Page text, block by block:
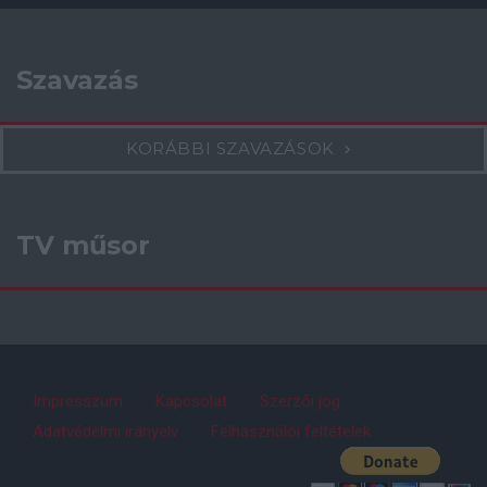
Szavazás
KORÁBBI SZAVAZÁSOK
TV műsor
Impresszum Kapcsolat
Szerzői jog
Adatvédelmi irányelv
Felhasználói feltételek